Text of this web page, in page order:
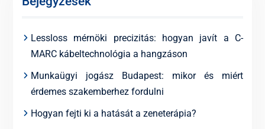
Lessloss mérnöki precizitás: hogyan javít a C-
MARC kábeltechnológia a hangzáson
Munkaügyi jogász Budapest: mikor és miért
érdemes szakemberhez fordulni
Hogyan fejti ki a hatását a zeneterápia?